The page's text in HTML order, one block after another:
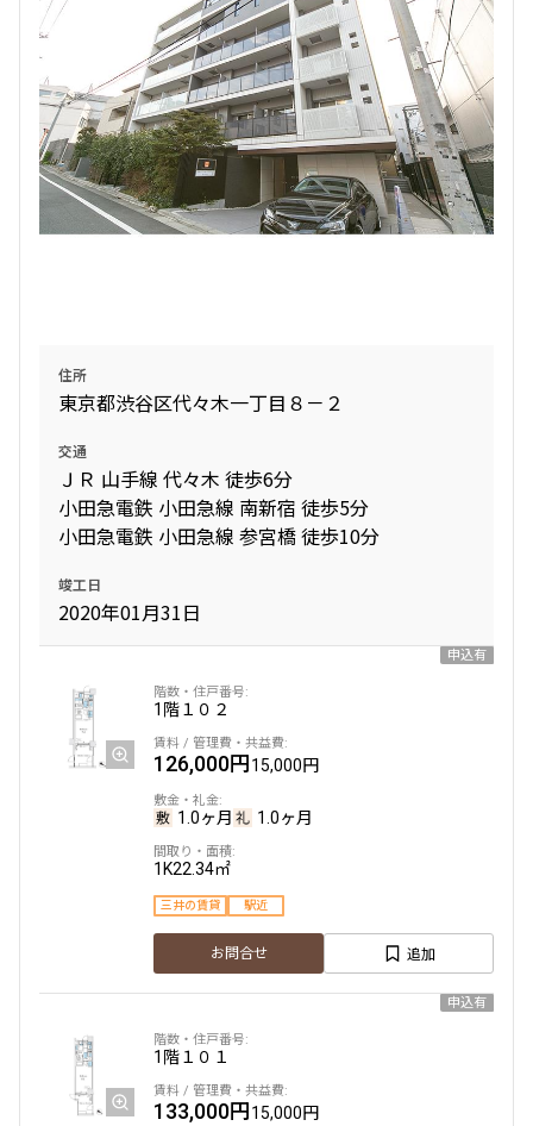
住所
東京都渋谷区代々木一丁目８－２
交通
ＪＲ 山手線 代々木 徒歩6分
小田急電鉄 小田急線 南新宿 徒歩5分
小田急電鉄 小田急線 参宮橋 徒歩10分
竣工日
2020年01月31日
申込有
1階１０２
126,000円15,000円
1.0ヶ月 1.0ヶ月
1K22.34㎡
三井の賃貸 駅近
お問合せ 追加
申込有
1階１０１
133,000円15,000円